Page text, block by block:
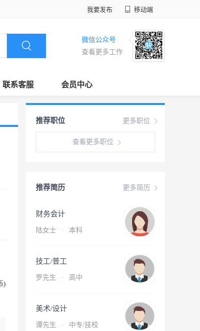
我要发布 移动端
微信公众号
查看更多工作
联系客服 会员中心
)
更多职位
推荐职位
查看更多职位
更多简历
推荐简历
财务会计
陆女士 · 本科
技工/普工
罗先生 · 高中
美术/设计
谭先生 · 中专/技校